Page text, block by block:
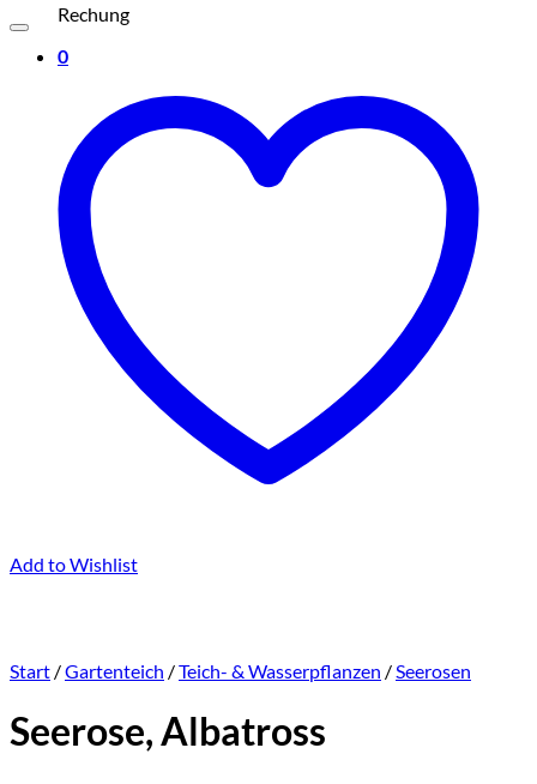
Rechung
0
Add to Wishlist
Start /Gartenteich /Teich- & Wasserpflanzen /Seerosen
Seerose, Albatross